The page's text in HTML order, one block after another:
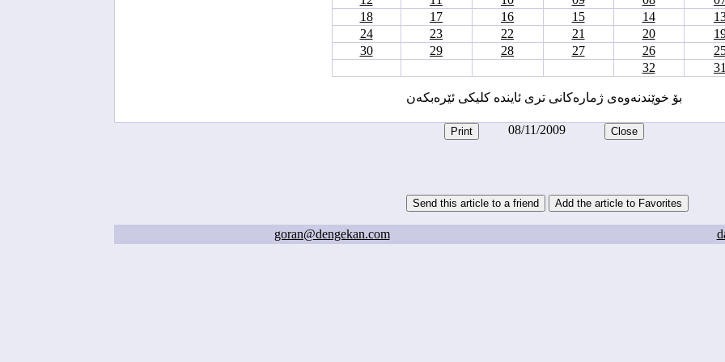
14
15
16
17
18
20
21
22
23
24
26
27
28
29
30
32
بۆ خوێندنه‌وه‌ی ژماره‌کانی تری ئاینده‌ کلیکی ئێره‌بکه‌ن
08/11/2009
goran@dengekan.com